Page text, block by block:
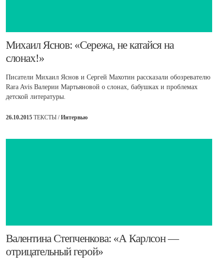
​Михаил Яснов: «Сережа, не катайся на
слонах!»
Писатели Михаил Яснов и Сергей Махотин рассказали обозревателю
Rara Avis Валерии Мартьяновой о слонах, бабушках и проблемах
детской литературы.
26.10.2015 ТЕКСТЫ /Интервью
​Валентина Степченкова: «А Карлсон —
отрицательный герой»